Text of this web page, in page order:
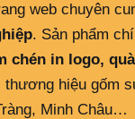
web chuyên
. Sản phẩm
chén in logo,
hiệu gốm
Minh Châu…